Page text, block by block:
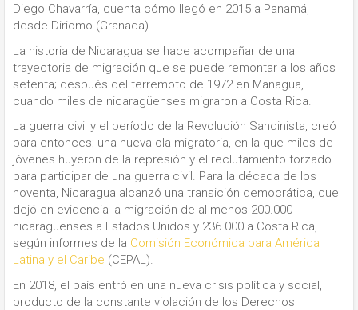
Diego Chavarría, cuenta cómo llegó en 2015 a Panamá,
desde Diriomo (Granada).
La historia de Nicaragua se hace acompañar de una
trayectoria de migración que se puede remontar a los años
setenta; después del terremoto de 1972 en Managua,
cuando miles de nicaragüenses migraron a Costa Rica.
La guerra civil y el período de la Revolución Sandinista, creó
para entonces; una nueva ola migratoria, en la que miles de
jóvenes huyeron de la represión y el reclutamiento forzado
para participar de una guerra civil. Para la década de los
noventa, Nicaragua alcanzó una transición democrática, que
dejó en evidencia la migración de al menos 200.000
nicaragüenses a Estados Unidos y 236.000 a Costa Rica,
según informes de la Comisión Económica para América
Latina y el Caribe (CEPAL).
En 2018, el país entró en una nueva crisis política y social,
producto de la constante violación de los Derechos